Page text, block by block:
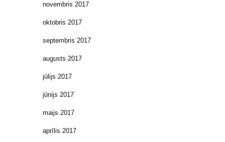
novembris 2017
oktobris 2017
septembris 2017
augusts 2017
jūlijs 2017
jūnijs 2017
maijs 2017
aprīlis 2017